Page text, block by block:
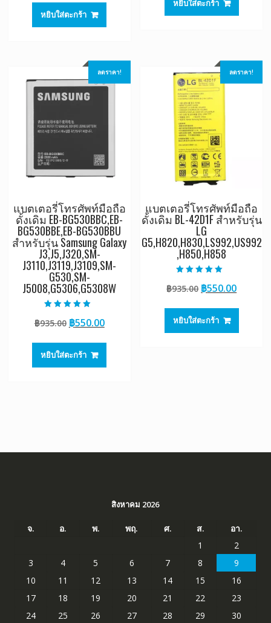
was:
฿1,063.00.
หยิบใส่ตะกร้า
฿1,063.00.
หยิบใส่ตะกร้า
ลดราคา!
แบตเตอรี่โทรศัพท์มือถือ
ดั้งเดิม EB-BG530BBC,EB-
BG530BBE,EB-BG530BBU
สำหรับรุ่น Samsung Galaxy
J3,J5,J320,SM-
J3110,J3119,J3109,SM-
G530,SM-
J5008,G5306,G5308W
5.00
ตั้งแต่ 1-5
฿935.00 Original
was:
฿935.00.
฿550.00Current
หยิบใส่ตะกร้า
ลดราคา!
แบตเตอรี่โทรศัพท์มือถือ
ดั้งเดิม BL-42D1F สำหรับรุ่น
LG
G5,H820,H830,LS992,US992
,H850,H858
5.00
ตั้งแต่ 1-5
฿935.00 Original
was:
฿935.00.
฿550.00
หยิบใส่ตะกร้า
สิงหาคม 2026
จ. อ. พ. พฤ. ศ. ส.
อา.
1
2
3
4 5 6 7 8
9
10
11 12 13 14 15
16
17
18 19 20 21 22
23
24
25 26 27 28 29
30